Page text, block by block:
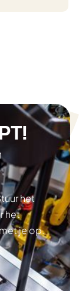
het
het
je op.